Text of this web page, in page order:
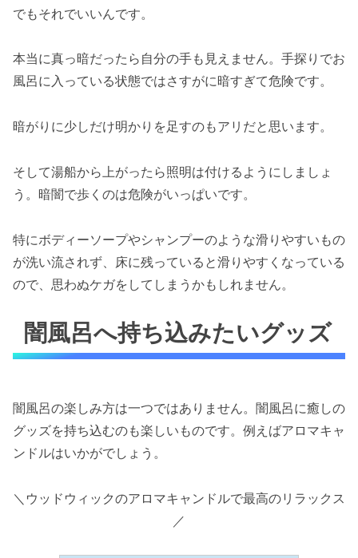
でもそれでいいんです。
本当に真っ暗だったら自分の手も見えません。手探りでお
風呂に入っている状態ではさすがに暗すぎて危険です。
暗がりに少しだけ明かりを足すのもアリだと思います。
そして湯船から上がったら照明は付けるようにしましょ
う。暗闇で歩くのは危険がいっぱいです。
特にボディーソープやシャンプーのような滑りやすいもの
が洗い流されず、床に残っていると滑りやすくなっている
ので、思わぬケガをしてしまうかもしれません。
闇風呂へ持ち込みたいグッズ
闇風呂の楽しみ方は一つではありません。闇風呂に癒しの
グッズを持ち込むのも楽しいものです。例えばアロマキャ
ンドルはいかがでしょう。
＼ウッドウィックのアロマキャンドルで最高のリラックス
／